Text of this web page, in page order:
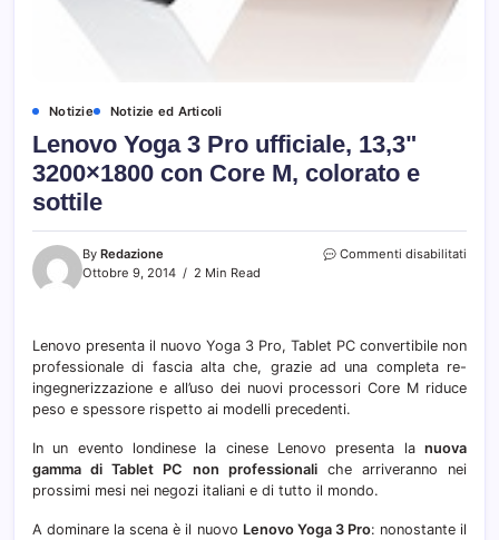
Notizie Notizie ed Articoli
Lenovo Yoga 3 Pro ufficiale, 13,3"
3200×1800 con Core M, colorato e
sottile
By Redazione
Ottobre 9, 2014
2 Min Read
Commenti disabilitati
Lenovo presenta il nuovo Yoga 3 Pro, Tablet PC convertibile non
professionale di fascia alta che, grazie ad una completa re-
ingegnerizzazione e all’uso dei nuovi processori Core M riduce
peso e spessore rispetto ai modelli precedenti.
In un evento londinese la cinese Lenovo presenta la nuova
gamma di Tablet PC non professionaliche arriveranno nei
prossimi mesi nei negozi italiani e di tutto il mondo.
A dominare la scena è il nuovo Lenovo Yoga 3 Pro: nonostante il